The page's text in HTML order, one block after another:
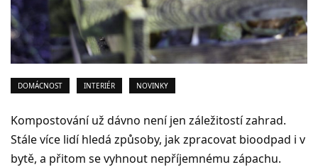
DOMÁCNOST INTERIÉR NOVINKY
Kompostování už dávno není jen záležitostí zahrad.
Stále více lidí hledá způsoby, jak zpracovat bioodpad i v
bytě, a přitom se vyhnout nepříjemnému zápachu.